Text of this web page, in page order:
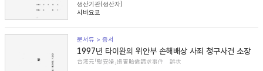
생산기관(생산자)
시바요코
문서류 > 증서
1997년 타이완의 위안부 손해배상 사죄 청구사건 소장
台湾元「慰安婦」損害賠償請求事件 訴状